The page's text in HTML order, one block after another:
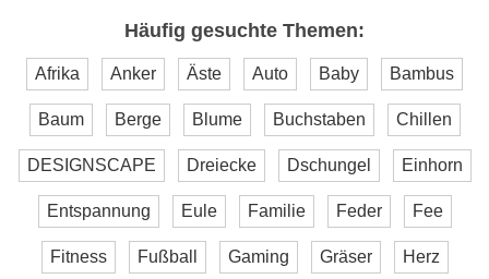
Häufig gesuchte Themen:
Afrika Anker Äste Auto Baby Bambus
Baum Berge Blume Buchstaben Chillen
DESIGNSCAPE Dreiecke Dschungel Einhorn
Entspannung Eule Familie Feder Fee
Fitness Fußball Gaming Gräser Herz